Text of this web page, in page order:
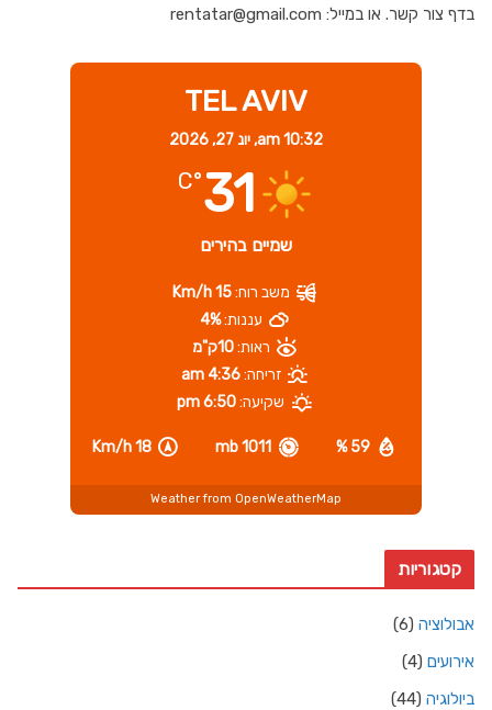
בדף צור קשר. או במייל: rentatar@gmail.com
TEL AVIV
10:32 am, יונ 27, 2026
31
°C
שמיים בהירים
59 %
1011 mb
18 Km/h
משב רוח:15 Km/h
עננות:4%
ראות:10ק"מ
זריחה:4:36 am
שקיעה:6:50 pm
Weather from OpenWeatherMap
קטגוריות
אבולוציה (6)
אירועים (4)
ביולוגיה (44)